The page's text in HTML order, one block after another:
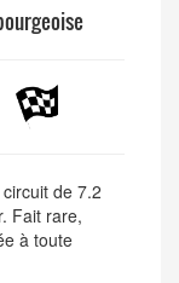
de 7.2
Fait rare,
à toute